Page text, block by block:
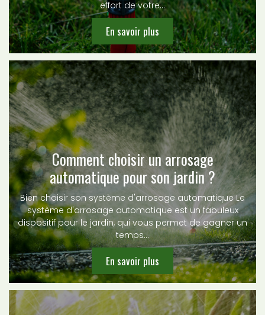
effort de votre…
En savoir plus
Comment choisir un arrosage
automatique pour son jardin ?
Bien choisir son système d'arrosage automatique Le
système d'arrosage automatique est un fabuleux
dispositif pour le jardin, qui vous permet de gagner un
temps…
En savoir plus